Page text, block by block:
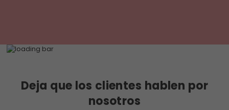
Deja que los clientes hablen por
nosotros